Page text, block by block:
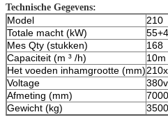
Technische Gegevens:
Model
210
Totale macht (kW)
Mes Qty (stukken)
168
Capaciteit (m ³ /h)
10m
Het voeden inhamgrootte (mm)
Voltage
Afmeting (mm)
Gewicht (kg)
3500